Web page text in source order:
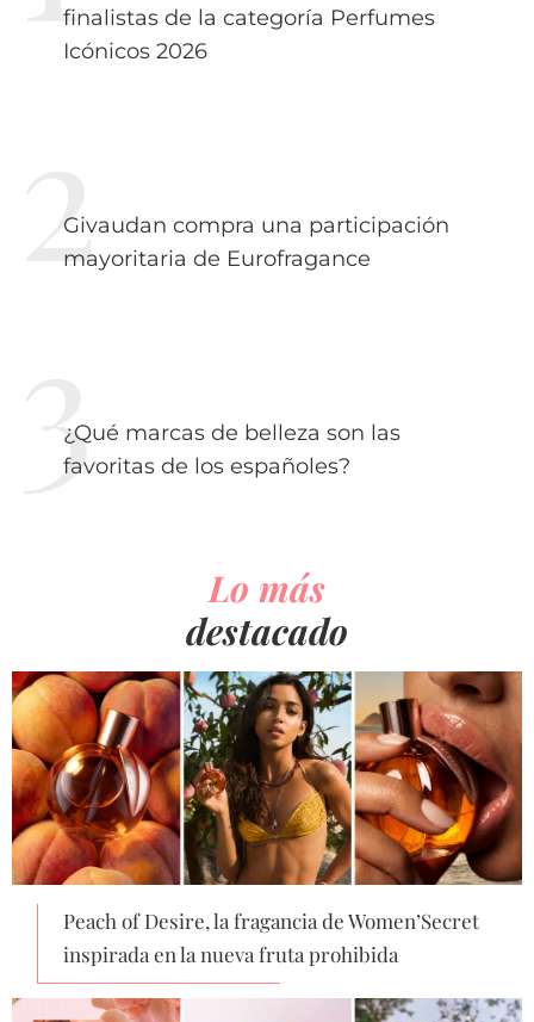
finalistas de la categoría Perfumes
Icónicos 2026
Givaudan compra una participación
mayoritaria de Eurofragance
¿Qué marcas de belleza son las
favoritas de los españoles?
Lo más
destacado
Peach of Desire, la fragancia de Women’Secret
inspirada en la nueva fruta prohibida